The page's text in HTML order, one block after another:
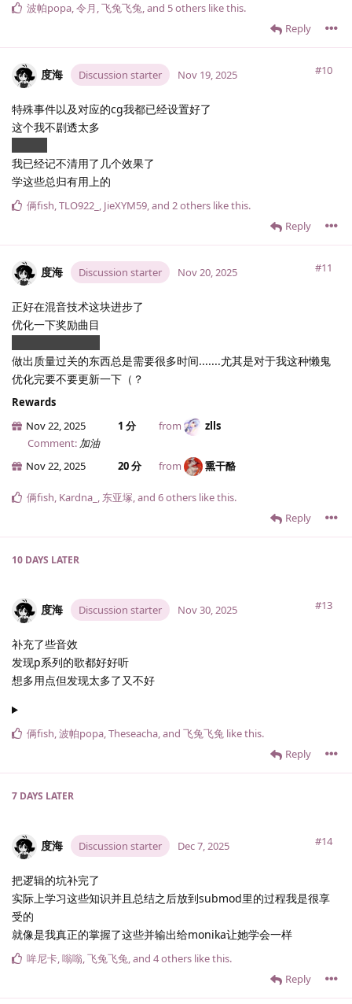
Reply
波帕popa,令月 ,飞兔飞兔, and 5others like this.
度海 Discussion starter #10
Nov 19, 2025
特殊事件以及对应的cg我都已经设置好了
这个我不剧透太多
我已经记不清用了几个效果了
学这些总归有用上的
Reply
俩fish,TLO922_ , JieXYM59, and 2others like this.
度海 Discussion starter #11
Nov 20, 2025
正好在混音技术这块进步了
优化一下奖励曲目
做出质量过关的东西总是需要很多时间.......尤其是对于我这种懒鬼
优化完要不要更新一下（？
Rewards
Nov 22, 2025
1 分 from
zlls
Comment: 加油
Nov 22, 2025
20 分 from 熏干酪
Reply
俩fish, Kardna_ , 东亚塚, and 6others like this.
10 DAYS LATER
度海 Discussion starter #13
Nov 30, 2025
补充了些音效
发现p系列的歌都好好听
想多用点但发现太多了又不好
Reply
俩fish,波帕popa,Theseacha, and 飞兔飞兔 like this.
7 DAYS LATER
度海 Discussion starter #14
Dec 7, 2025
把逻辑的坑补完了
实际上学习这些知识并且总结之后放到submod里的过程我是很享
受的
就像是我真正的掌握了这些并输出给monika让她学会一样
Reply
哞尼卡,嗡嗡,飞兔飞兔, and 4others like this.